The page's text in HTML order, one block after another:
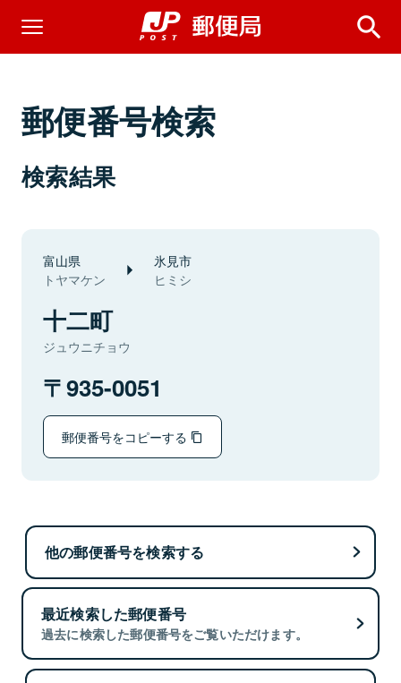
郵便番号検索
検索結果
富山県
トヤマケン
氷見市
ヒミシ
十二町
ジュウニチョウ
935-0051
郵便番号をコピーする
他の郵便番号を検索する
最近検索した郵便番号
過去に検索した郵便番号をご覧いただけます。